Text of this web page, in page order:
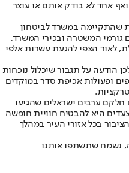
אחד לא בודק אותם או עוצר
שהתקיימה במשרד לביטחון
גורמי המשטרה ובכירי המשרד,
לאור הצפי להגעת עשרות אלפי
הודעה על תגבור שיכלול נוכחות
ופעולות אכיפת סדר במוקדים
ערבים ישראלים שהגיעו
היא להבטיח חוויית חופשה
בכל אזורי העיר במהלך
נשמח שתשתפו אותנו